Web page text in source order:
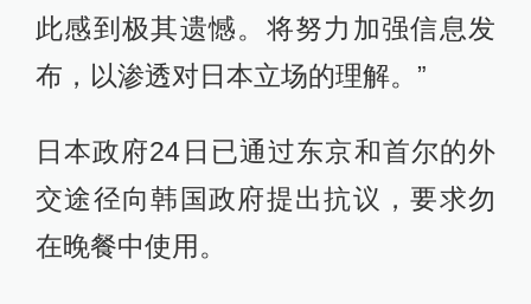
此感到极其遗憾。将努力加强信息发
布，以渗透对日本立场的理解。”
日本政府24日已通过东京和首尔的外
交途径向韩国政府提出抗议，要求勿
在晚餐中使用。